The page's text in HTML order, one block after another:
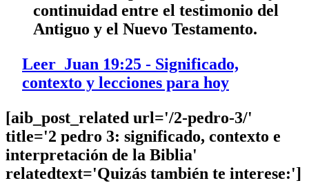
continuidad entre el testimonio del
Antiguo y el Nuevo Testamento.
Leer Juan 19:25 - Significado,
contexto y lecciones para hoy
[aib_post_related url='/2-pedro-3/'
title='2 pedro 3: significado, contexto e
interpretación de la Biblia'
relatedtext='Quizás también te interese:']